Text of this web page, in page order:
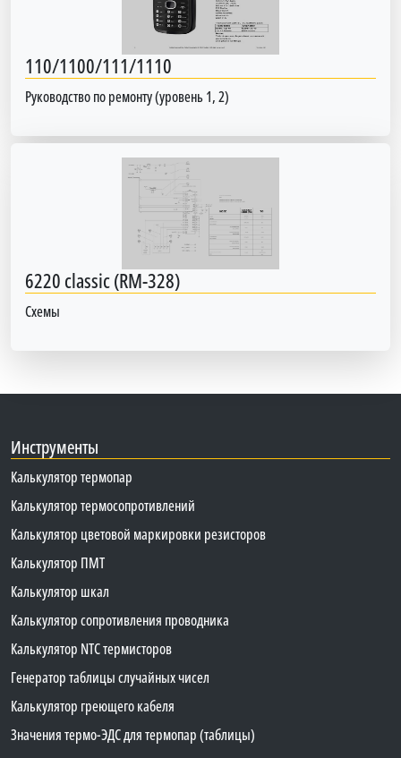
110/1100/111/1110
Руководство по ремонту (уровень 1, 2)
6220 classic (RM-328)
Схемы
Инструменты
Калькулятор термопар
Калькулятор термосопротивлений
Калькулятор цветовой маркировки резисторов
Калькулятор ПМТ
Калькулятор шкал
Калькулятор сопротивления проводника
Калькулятор NTC термисторов
Генератор таблицы случайных чисел
Калькулятор греющего кабеля
Значения термо-ЭДС для термопар (таблицы)